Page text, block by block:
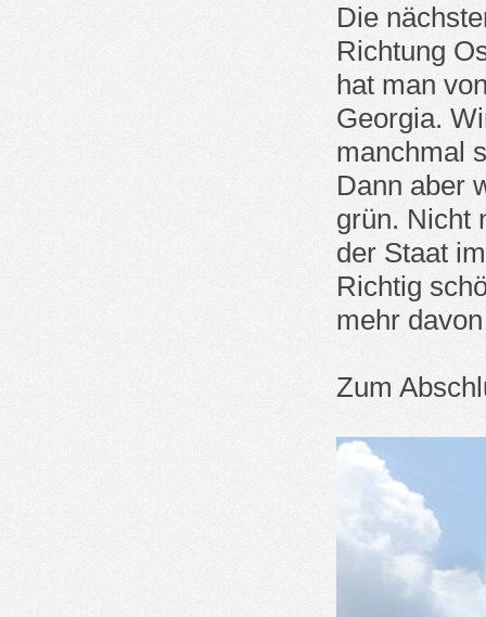
Die
Richtung
hat man
Georgia.
manchmal
Dann aber
grün. Nicht
der Staat
Richtig
mehr
Zum